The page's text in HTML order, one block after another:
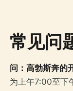
常见问
问：高勃斯奔的
为上午7:00至下